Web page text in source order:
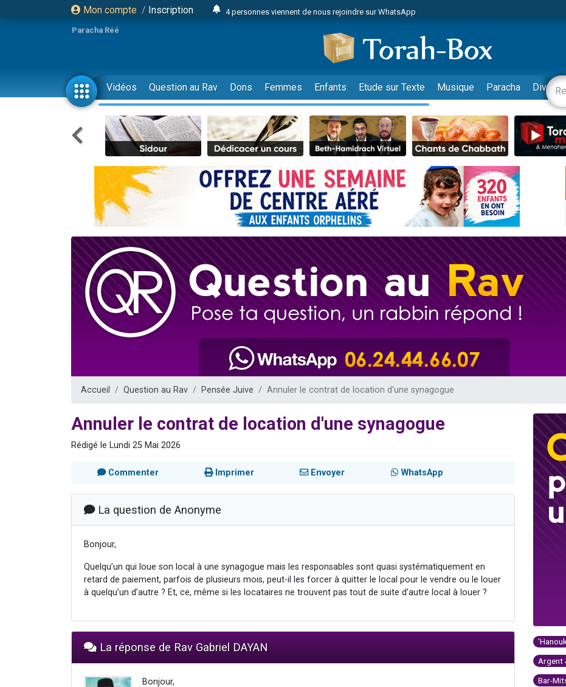
Mon compte / Inscription
4 personnes viennent de nous rejoindre sur WhatsApp
Odaya vient de donner son Maasser
3 personnes viennent de faire un don pour 5 jours de vacances aux Orphelins
3 personnes viennent de faire un don pour Diane, 80 ans, dans un appartement insalubre
13 personnes viennent de demander une bénédiction
2 personnes viennent de nous rejoindre sur WhatsApp
30 personnes viennent de faire un don pour Sauvez la jambe de Yohan
Il reste 49 places pour étudier en groupe sur Zoom
12 nouvelles musiques dans Torah-Box Music
3 personnes viennent de nous rejoindre sur WhatsApp
2 personnes viennent de nous rejoindre sur WhatsApp
3 personnes viennent de nous rejoindre sur WhatsApp
2 nouvelles musiques dans Torah-Box Music
8 personnes viennent de faire un don pour Tsédaka : pauvres d'Israel
Nouvelle émission radio : Visions de grandeur n°104 : Le Chabbath et le Birkat Hamazone à
Ariel vient de donner son Maasser
Il reste 49 places pour étudier en groupe sur Zoom
Eva vient de donner son Maasser
Paracha Réé
Vidéos Question au Rav Dons Femmes Enfants Etude sur Texte Musique Paracha
Accueil Question au Rav Pensée Juive Annuler le contrat de location d'une synagogue
Annuler le contrat de location d'une synagogue
Rédigé le Lundi 25 Mai 2026
Commenter Imprimer Envoyer WhatsApp
La question de Anonyme
Bonjour,
Quelqu’un qui loue son local à une synagogue mais les responsables sont quasi systématiquement en
retard de paiement, parfois de plusieurs mois, peut-il les forcer à quitter le local pour le vendre ou le louer
à quelqu’un d’autre ? Et, ce, même si les locataires ne trouvent pas tout de suite d’autre local à louer ?
La réponse de Rav Gabriel DAYAN
Bonjour,
Argent
Bar-